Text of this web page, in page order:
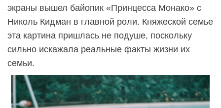
экраны вышел байопик «Принцесса Монако» с
Николь Кидман в главной роли. Княжеской семье
эта картина пришлась не подуше, поскольку
сильно искажала реальные факты жизни их
семьи.